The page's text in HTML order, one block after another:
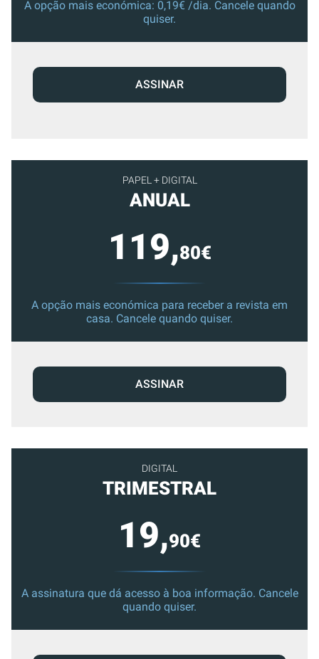
PAPEL + DIGITAL
ANUAL
119,80€
A opção mais económica para receber a revista em
casa. Cancele quando quiser.
ASSINAR
DIGITAL
TRIMESTRAL
19,90€
A assinatura que dá acesso à boa informação. Cancele
quando quiser.
A opção mais económica: 0,19€ /dia. Cancele quando
quiser.
ASSINAR